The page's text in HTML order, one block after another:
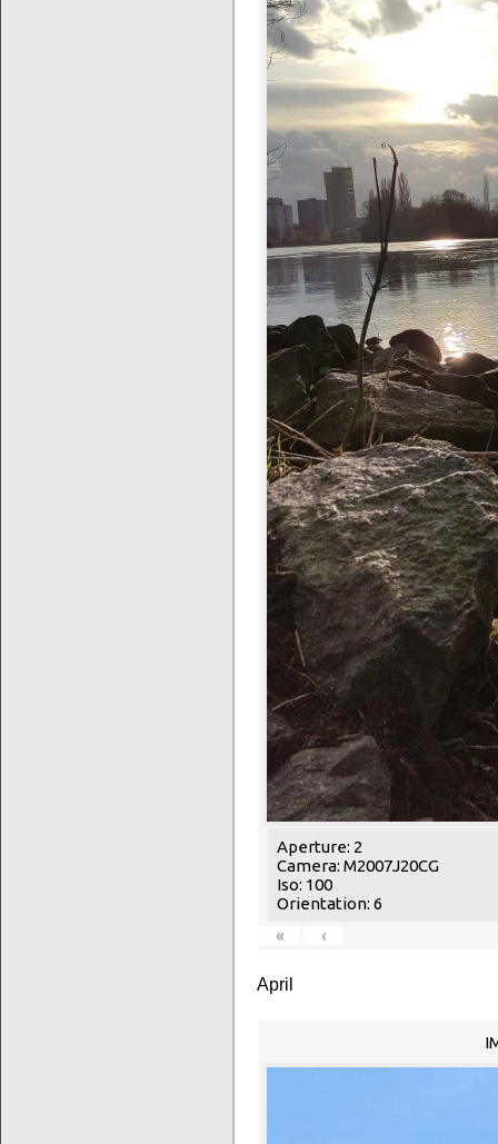
Aperture: 2
Camera: M2007J20CG
Iso: 100
Orientation: 6
«
‹
April